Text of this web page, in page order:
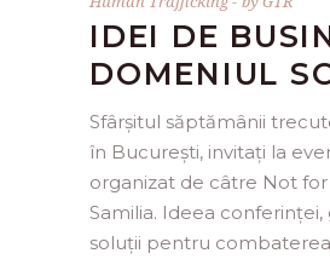
IDEI DE
DOMENIUL
Sfârșitul săptămânii
în București, invitați la
organizat de câtre Not for
Samilia. Ideea conferinței,
soluții pentru